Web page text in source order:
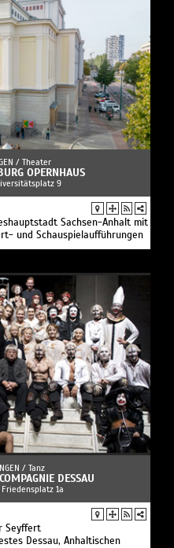
/ Theater
OPERNHAUS
9
Sachsen-Anhalt mit
und Schauspielaufführungen
/ Tanz
DESSAU
1a
Seyffert
Dessau, Anhaltischen